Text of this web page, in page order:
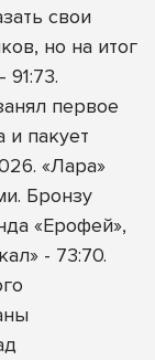
свои
но на итог
первое
и пакует
«Лара»
Бронзу
«Ерофей»,
- 73:70.